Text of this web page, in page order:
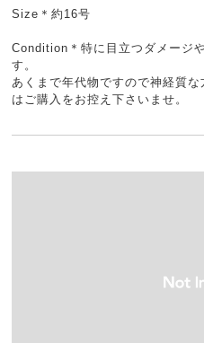
Size＊約16号
Condition＊特に目立つダメージ
す。
あくまで年代物ですので神経質
はご購入をお控え下さいませ。